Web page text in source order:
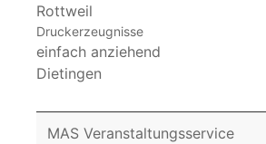
Rottweil
Druckerzeugnisse
einfach anziehend
Dietingen
MAS Veranstaltungsservice